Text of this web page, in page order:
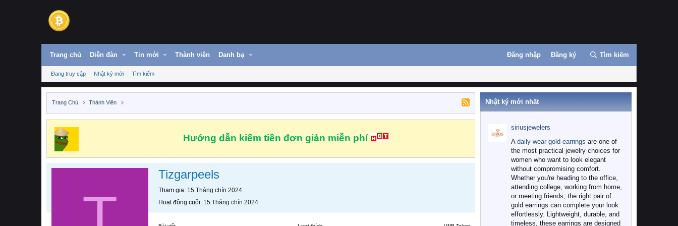
Trang chủ Diễn đàn Tin mới Thành viên Danh bạ Đăng nhập Đăng ký Tìm kiếm
Đang truy cập Nhật ký mới Tìm kiếm
Trang Chủ Thành Viên
Hướng dẫn kiếm tiền đơn giản miễn phí
Tizgarpeels
Tham gia 15 Tháng chín 2024
Hoạt động cuối 15 Tháng chín 2024
Nhật ký mới nhất
siriusjewelers
A daily wear gold earrings are one of
the most practical jewelry choices for
women who want to look elegant
without compromising comfort.
Whether you're heading to the office,
attending college, working from home,
or meeting friends, the right pair of
gold earrings can complete your look
effortlessly. Lightweight, durable, and
timeless, these earrings are designed